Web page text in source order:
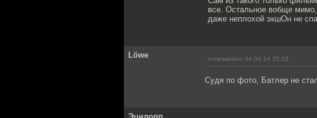
все. Остальное вобще
даже неплохой экшОн не
Löwe отправлено 04.06.14 20:18
Судя по фото, Батлер не